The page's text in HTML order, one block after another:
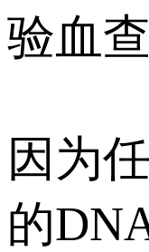
验血
因为
的